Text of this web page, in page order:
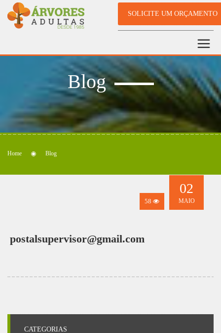
SOLICITE UM ORÇAMENTO
Blog
Home Blog
58
02
MAIO
postalsupervisor@gmail.com
CATEGORIAS